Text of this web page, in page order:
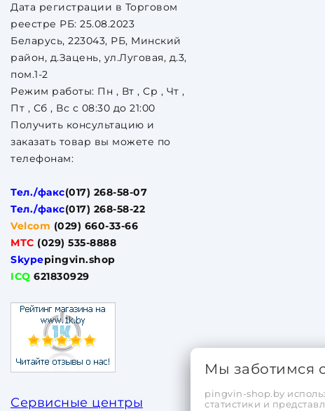
Дата регистрации в Торговом
реестре РБ: 25.08.2023
Беларусь, 223043, РБ, Минский
район, д.Зацень, ул.Луговая, д.3,
пом.1-2
Режим работы: Пн , Вт , Ср , Чт ,
Пт , Сб , Вс c 08:30 до 21:00
Получить консультацию и
заказать товар вы можете по
телефонам:
Тел./факс(017) 268-58-07
Тел./факс(017) 268-58-22
Velcom (029) 660-33-66
МТС (029) 535-8888
Skypepingvin.shop
ICQ 621830929
Сервисные центры
Мы заботимся
pingvin-shop.by
статистики и